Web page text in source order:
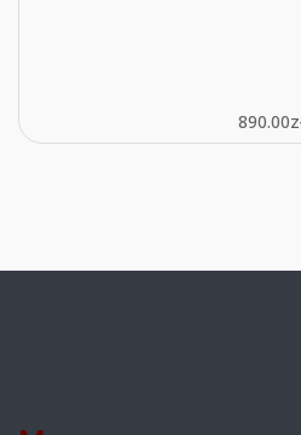
890.00